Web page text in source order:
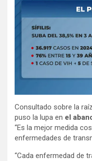
Consultado sobre la
puso la lupa en el
“Es la mejor medida
enfermedades de
“Cada enfermedad de